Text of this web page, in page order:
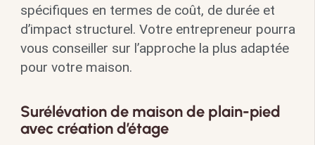
spécifiques en termes de coût, de durée et
d’impact structurel. Votre entrepreneur pourra
vous conseiller sur l’approche la plus adaptée
pour votre maison.
Surélévation de maison de plain-pied
avec création d’étage